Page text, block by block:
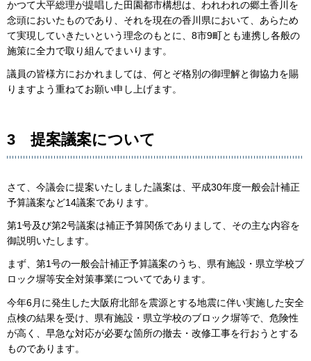
かつて大平総理が提唱した田園都市構想は、われわれの郷土香川を
念頭においたものであり、それを現在の香川県において、あらため
て実現していきたいという理念のもとに、8市9町とも連携し各般の
施策に全力で取り組んでまいります。
議員の皆様方におかれましては、何とぞ格別の御理解と御協力を賜
りますよう重ねてお願い申し上げます。
3 提案議案について
さて、今議会に提案いたしました議案は、平成30年度一般会計補正
予算議案など14議案であります。
第1号及び第2号議案は補正予算関係でありまして、その主な内容を
御説明いたします。
まず、第1号の一般会計補正予算議案のうち、県有施設・県立学校ブ
ロック塀等安全対策事業についてであります。
今年6月に発生した大阪府北部を震源とする地震に伴い実施した安全
点検の結果を受け、県有施設・県立学校のブロック塀等で、危険性
が高く、早急な対応が必要な箇所の撤去・改修工事を行おうとする
ものであります。